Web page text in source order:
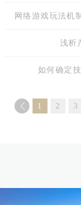
网络游戏玩法机
浅析
如何确定
1 2 3